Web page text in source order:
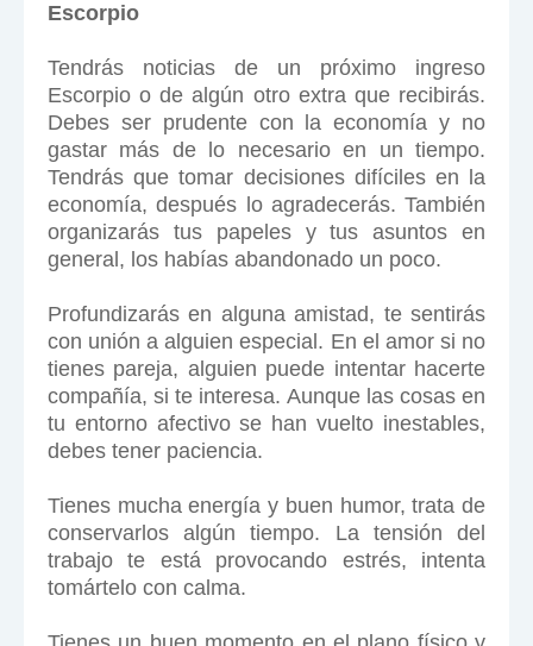
Escorpio
Tendrás noticias de un próximo ingreso
Escorpio o de algún otro extra que recibirás.
Debes ser prudente con la economía y no
gastar más de lo necesario en un tiempo.
Tendrás que tomar decisiones difíciles en la
economía, después lo agradecerás. También
organizarás tus papeles y tus asuntos en
general, los habías abandonado un poco.
Profundizarás en alguna amistad, te sentirás
con unión a alguien especial. En el amor si no
tienes pareja, alguien puede intentar hacerte
compañía, si te interesa. Aunque las cosas en
tu entorno afectivo se han vuelto inestables,
debes tener paciencia.
Tienes mucha energía y buen humor, trata de
conservarlos algún tiempo. La tensión del
trabajo te está provocando estrés, intenta
tomártelo con calma.